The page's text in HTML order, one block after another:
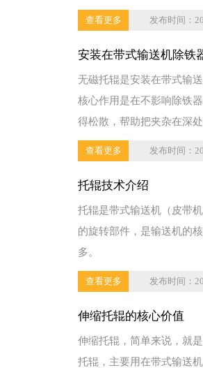
查看更多 发布时间：
安装在带式输送机除铁
无磁托辊是安装在带式输
核心作用是在不影响除铁
得松散，帮助把夹杂在深
查看更多 发布时间：
托辊技术介绍
托辊是带式输送机（皮带
的旋转部件，是输送机的
多。
查看更多 发布时间：
伸缩托辊的核心价值
伸缩托辊，简单来说，就
托辊，主要用在带式输送